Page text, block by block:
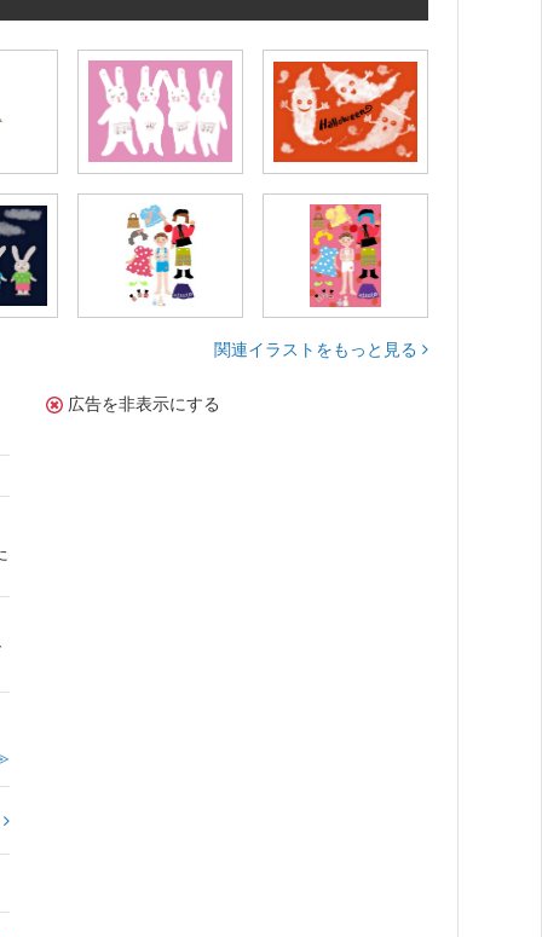
関連イラストをもっと見る
広告を非表示にする